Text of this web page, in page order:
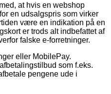
at hvis en webshop
en udsalgspris som virker
være en indikation på en
er trods alt indbefattet af
falske e-forretninger.
eller MobilePay.
som f.eks.
pengene ude i